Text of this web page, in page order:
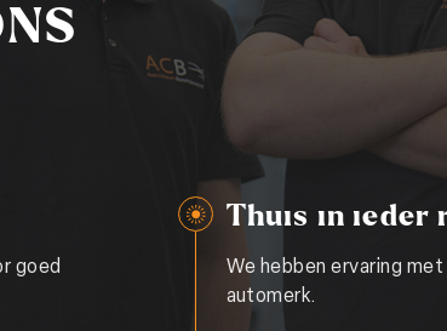
goed
Thuis in ieder
We hebben ervaring
automerk.